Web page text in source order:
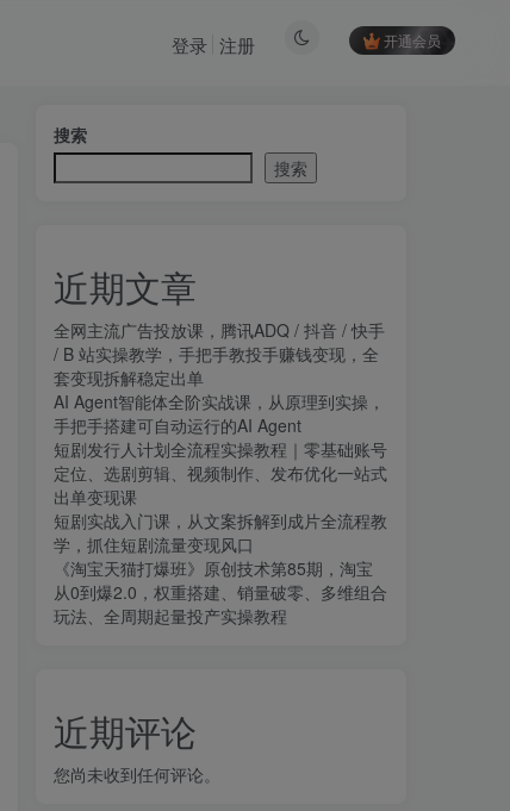
开通会员
登录 注册
搜索
搜索
近期文章
全网主流广告投放课，腾讯ADQ / 抖音 / 快手
/ B 站实操教学，手把手教投手赚钱变现，全
套变现拆解稳定出单
AI Agent智能体全阶实战课，从原理到实操，
手把手搭建可自动运行的AI Agent
短剧发行人计划全流程实操教程｜零基础账号
定位、选剧剪辑、视频制作、发布优化一站式
出单变现课​
短剧实战入门课，从文案拆解到成片全流程教
学，抓住短剧流量变现风口
《淘宝天猫打爆班》原创技术第85期，淘宝
从0到爆2.0，权重搭建、销量破零、多维组合
玩法、全周期起量投产实操教程
近期评论
您尚未收到任何评论。